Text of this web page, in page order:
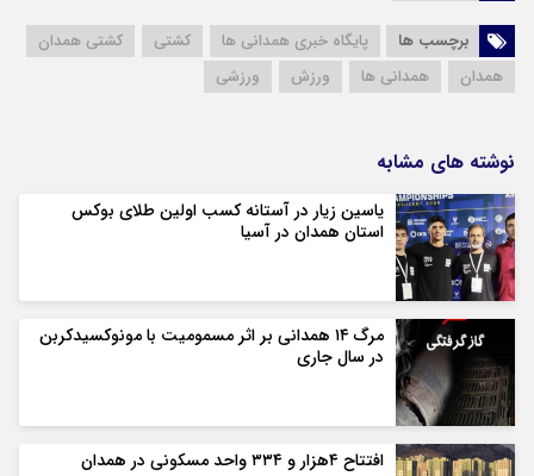
برچسب ها پایگاه خبری همدانی ها کشتی
کشتی همدان
همدان
همدانی ها ورزش ورزشی
نوشته های مشابه
یاسین زیار در آستانه کسب اولین طلای بوکس
استان همدان در آسیا
مرگ ۱۴ همدانی بر اثر مسمومیت با مونوکسیدکربن
در سال جاری
افتتاح ۴هزار و ۳۳۴ واحد مسکونی در همدان